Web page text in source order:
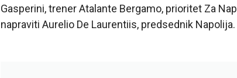
Gasperini, trener Atalante Bergamo, prioritet Za
napraviti Aurelio De Laurentiis, predsednik Napolija.